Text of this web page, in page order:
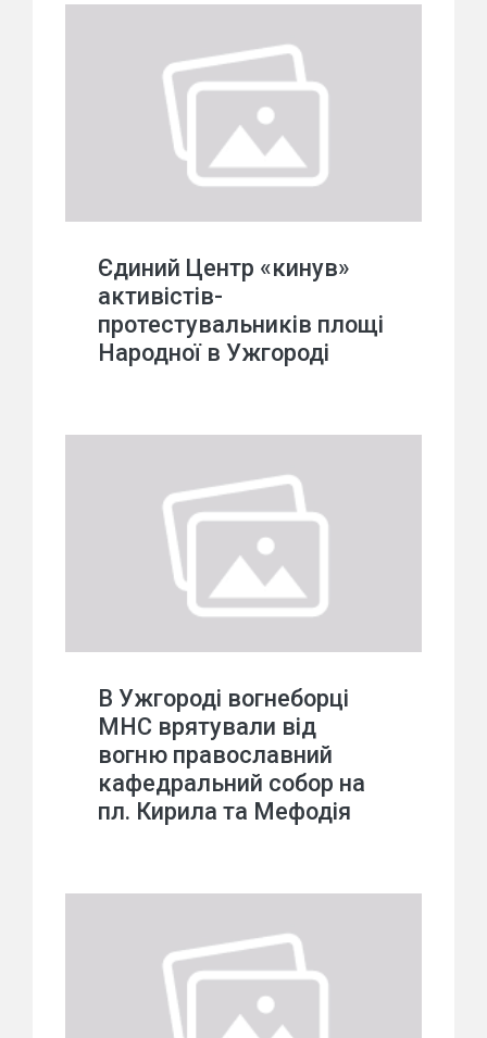
Єдиний Центр «кинув»
активістів-
протестувальників площі
Народної в Ужгороді
В Ужгороді вогнеборці
МНС врятували від
вогню православний
кафедральний собор на
пл. Кирила та Мефодія